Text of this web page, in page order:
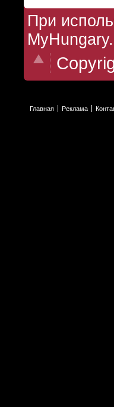
При
Главная Реклама